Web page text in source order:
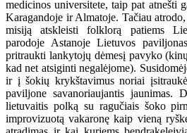
medicinos universitete, taip pat atnešti
Karagandoje ir Almatoje. Tačiau
misiją atskleisti folklorą patiems
parodoje Astanoje Lietuvos
pritraukti lankytojų dėmesį pavyko
kad net atsiginti negalėjome).
ir į šokių krykštavimus noriai
paviljone savanoriaujantis jaunimas.
lietuvaitis polką su ragučiais šoko
improvizuotą vakaronę kaip vieną